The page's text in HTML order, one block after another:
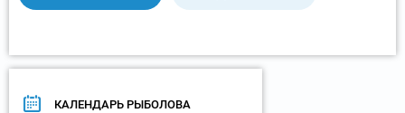
КАЛЕНДАРЬ РЫБОЛОВА